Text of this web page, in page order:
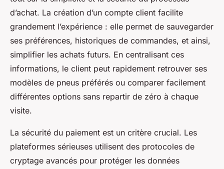
d’achat. La création d’un compte client facilite
grandement l’expérience : elle permet de sauvegarder
ses préférences, historiques de commandes, et ainsi,
simplifier les achats futurs. En centralisant ces
informations, le client peut rapidement retrouver ses
modèles de pneus préférés ou comparer facilement
différentes options sans repartir de zéro à chaque
visite.
La sécurité du paiement est un critère crucial. Les
plateformes sérieuses utilisent des protocoles de
cryptage avancés pour protéger les données